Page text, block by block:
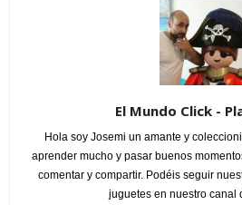
El Mundo Click -
Hola soy Josemi un amante y
aprender mucho y pasar buenos
comentar y compartir. Podéis seguir
juguetes en nuestro canal